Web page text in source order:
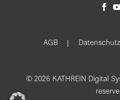
AGB Datenschutz
© 2026 KATHREIN Digital